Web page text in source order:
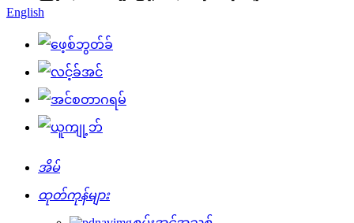
English
အိမ်
ထုတ်ကုန်များ